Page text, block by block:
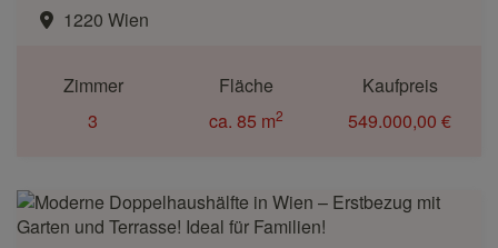
1220 Wien
Zimmer
3
Fläche
ca. 85 m2
Kaufpreis
549.000,00 €